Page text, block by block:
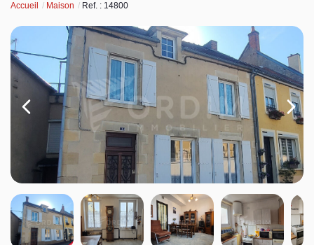
Acheter
Louer
Vendre
Immobilier pro
Faire gérer
Syndic
Espace client
Accueil Maison Ref. : 14800